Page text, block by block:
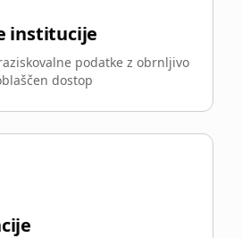
institucije
podatke z obrnljivo
dostop